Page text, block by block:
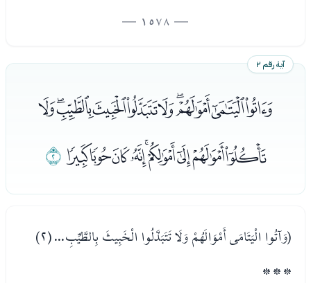
— 1578 —
آية رقم ٢
ﭰﭱﭲﭳﭴﭵﭶﭷﭸﭹ
ﭺﭻﭼﭽﭾﭿﮀﮁﮂﮃ
(وَآتُوا الْيَتَامَى أَمْوَالَهُمْ وَلَا تَتَبَدَّلُوا الْخَبِيثَ بِالطَّيِّبِ... (٢)
* * *